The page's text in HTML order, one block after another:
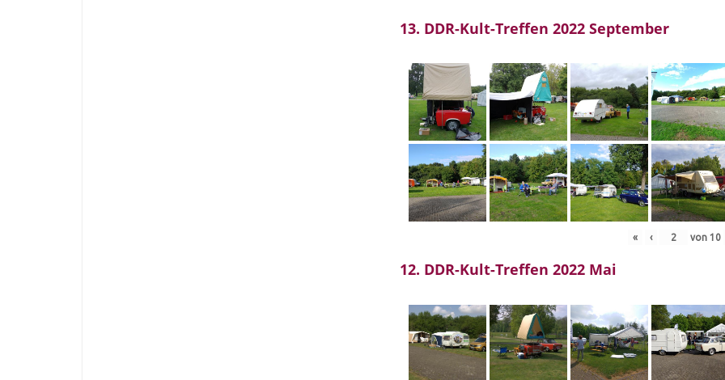
13. DDR-Kult-Treffen 2022 September
« ‹ von10
12. DDR-Kult-Treffen 2022 Mai